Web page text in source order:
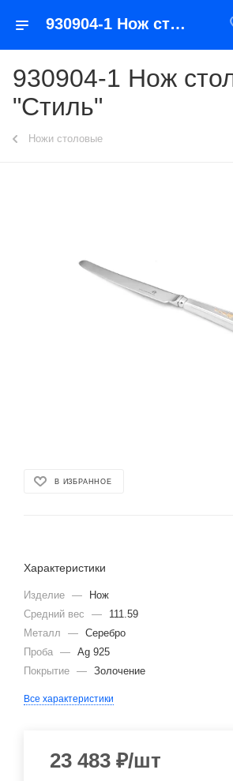
930904-1 Нож стол. "Стиль"
930904-1 Нож
"Стиль"
Ножи столовые
В ИЗБРАННОЕ
Характеристики
Изделие —
Нож
Средний вес
—
111.59
Металл
— Серебро
Проба — Ag 925
Покрытие — Золочение
Все характеристики
23 483 ₽/шт